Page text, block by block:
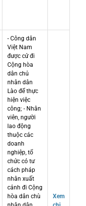
- Công dân
Việt Nam
được cử đi
Cộng hòa
dân chủ
nhân dân
Lào để thực
hiện việc
công; - Nhân
viên, người
lao động
thuộc các
doanh
nghiệp, tổ
chức có tư
cách pháp
nhân xuất
cảnh đi Cộng
hòa dân chù
Xem